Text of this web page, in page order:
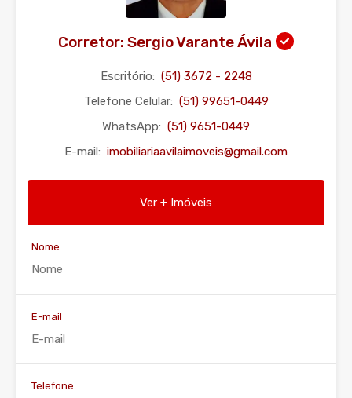
Corretor: Sergio Varante Ávila
Escritório: (51) 3672 - 2248
Telefone Celular: (51) 99651-0449
WhatsApp: (51) 9651-0449
E-mail: imobiliariaavilaimoveis@gmail.com
Ver + Imóveis
Nome
E-mail
Telefone